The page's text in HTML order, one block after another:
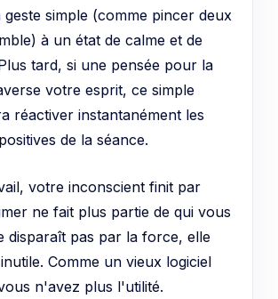
simple (comme pincer deux
à un état de calme et de
tard, si une pensée pour la
votre esprit, ce simple
réactiver instantanément les
de la séance.
votre inconscient finit par
ne fait plus partie de qui vous
disparaît pas par la force, elle
Comme un vieux logiciel
n'avez plus l'utilité.